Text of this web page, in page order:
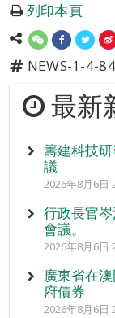
列印本頁
NEWS-1-4-
最新
籌建科技
議
2026年8月6日
行政長官
會議。
2026年8月6日
廣東省在
府債券
2026年8月6日